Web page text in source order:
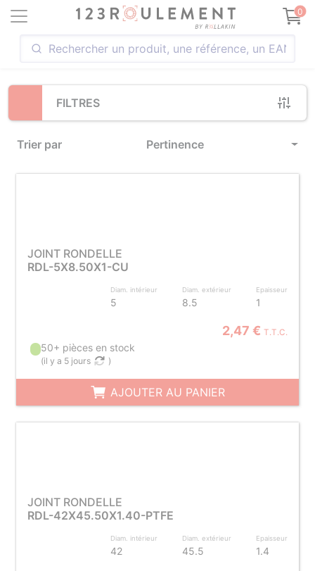
0
FILTRES
Trier par Pertinence
Loading...
JOINT RONDELLE
RDL-5X8.50X1-CU
Diam. intérieur
5
Diam. extérieur
8.5
Epaisseur
1
2,47 € T.T.C.
50+ pièces en stock
(il y a 5 jours )
AJOUTER AU PANIER
JOINT RONDELLE
RDL-42X45.50X1.40-PTFE
Diam. intérieur
42
Diam. extérieur
45.5
Epaisseur
1.4